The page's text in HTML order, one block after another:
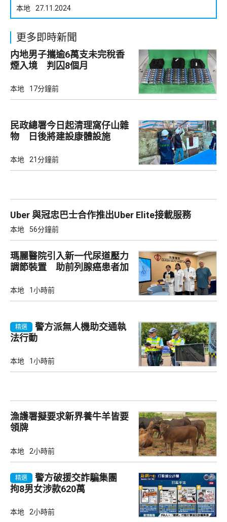
本地 27.11.2024
更多即時新聞
内地男子攜逾6萬支未完稅香
煙入境 判囚8個月
本地 17分鐘前
民政總署今日起清理窩仔山雜
物 日後將建設康體設施
本地 21分鐘前
Uber 與冠忠巴士合作推出Uber Elite接載服務
本地 56分鐘前
瑪麗醫院引入新一代尿道壓力
調節裝置 助前列腺癌患者加
本地 1小時前
精選
警方派無人機助交通執
法行動
本地 1小時前
漁護署擬要求新界養牛羊皆要
領牌
本地 2小時前
精選
警方破援交詐騙集團
拘8男女涉款620萬
本地 2小時前